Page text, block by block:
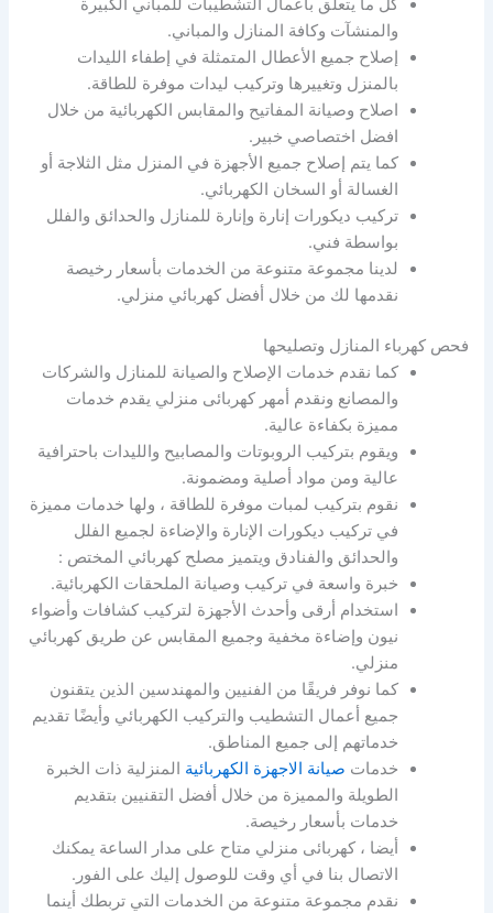
كل ما يتعلق بأعمال التشطيبات للمباني الكبيرة
والمنشآت وكافة المنازل والمباني.
إصلاح جميع الأعطال المتمثلة في إطفاء الليدات
بالمنزل وتغييرها وتركيب ليدات موفرة للطاقة.
اصلاح وصيانة المفاتيح والمقابس الكهربائية من خلال
افضل اختصاصي خبير.
كما يتم إصلاح جميع الأجهزة في المنزل مثل الثلاجة أو
الغسالة أو السخان الكهربائي.
تركيب ديكورات إنارة وإنارة للمنازل والحدائق والفلل
بواسطة فني.
لدينا مجموعة متنوعة من الخدمات بأسعار رخيصة
نقدمها لك من خلال أفضل كهربائي منزلي.
فحص كهرباء المنازل وتصليحها
كما نقدم خدمات الإصلاح والصيانة للمنازل والشركات
والمصانع ونقدم أمهر كهربائى منزلي يقدم خدمات
مميزة بكفاءة عالية.
ويقوم بتركيب الروبوتات والمصابيح والليدات باحترافية
عالية ومن مواد أصلية ومضمونة.
نقوم بتركيب لمبات موفرة للطاقة ، ولها خدمات مميزة
في تركيب ديكورات الإنارة والإضاءة لجميع الفلل
والحدائق والفنادق ويتميز مصلح كهربائي المختص :
خبرة واسعة في تركيب وصيانة الملحقات الكهربائية.
استخدام أرقى وأحدث الأجهزة لتركيب كشافات وأضواء
نيون وإضاءة مخفية وجميع المقابس عن طريق كهربائي
منزلي.
كما نوفر فريقًا من الفنيين والمهندسين الذين يتقنون
جميع أعمال التشطيب والتركيب الكهربائي وأيضًا تقديم
خدماتهم إلى جميع المناطق.
خدمات صيانة الاجهزة الكهربائية المنزلية ذات الخبرة
الطويلة والمميزة من خلال أفضل التقنيين بتقديم
خدمات بأسعار رخيصة.
أيضا ، كهربائى منزلي متاح على مدار الساعة يمكنك
الاتصال بنا في أي وقت للوصول إليك على الفور.
نقدم مجموعة متنوعة من الخدمات التي تربطك أينما